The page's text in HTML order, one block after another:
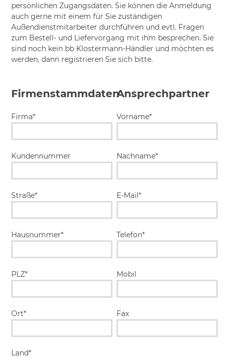
persönlichen Zugangsdaten. Sie können die Anmeldung
auch gerne mit einem für Sie zuständigen
Außendienstmitarbeiter durchführen und evtl. Fragen
zum Bestell- und Liefervorgang mit ihm besprechen. Sie
sind noch kein bb Klostermann-Händler und möchten es
werden, dann registrieren Sie sich bitte.
Firmenstammdaten
Firma*
Kundennummer
Straße*
Hausnummer*
PLZ*
Ort*
Land*
Ansprechpartner
Vorname*
Nachname*
E-Mail*
Telefon*
Mobil
Fax